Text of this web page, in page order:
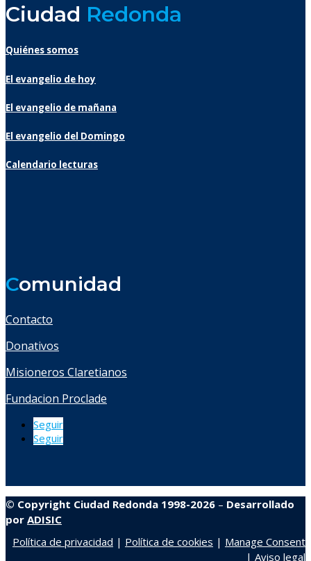
Ciudad Redonda
Quiénes somos
El evangelio de hoy
El evangelio de mañana
El evangelio del Domingo
Calendario lecturas
Comunidad
Contacto
Donativos
Misioneros Claretianos
Fundacion Proclade
Seguir
Seguir
© Copyright Ciudad Redonda 1998-2026 – Desarrollado
por ADISIC
Política de privacidad | Política de cookies | Manage Consent
| Aviso legal